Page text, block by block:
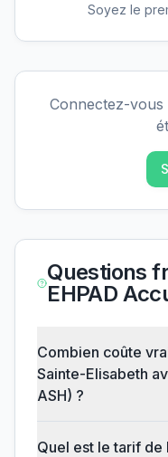
Soyez le
Connectez-
Questions
EHPAD
Combien coûte
Sainte-Elisabeth
ASH) ?
Quel est le tarif de